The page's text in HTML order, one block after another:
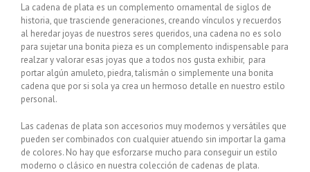
La cadena de plata es un complemento ornamental de siglos de
historia, que trasciende generaciones, creando vínculos y recuerdos
al heredar joyas de nuestros seres queridos, una cadena no es solo
para sujetar una bonita pieza es un complemento indispensable para
realzar y valorar esas joyas que a todos nos gusta exhibir, para
portar algún amuleto, piedra, talismán o simplemente una bonita
cadena que por si sola ya crea un hermoso detalle en nuestro estilo
personal.
Las cadenas de plata son accesorios muy modernos y versátiles que
pueden ser combinados con cualquier atuendo sin importar la gama
de colores. No hay que esforzarse mucho para conseguir un estilo
moderno o clásico en nuestra colección de cadenas de plata.